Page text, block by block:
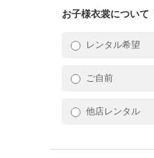
お子様衣裳について
レンタル希望
ご自前
他店レンタル